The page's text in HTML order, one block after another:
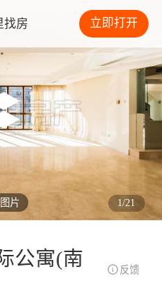
找房 立即打开
图片 1/21
公寓(南
反馈